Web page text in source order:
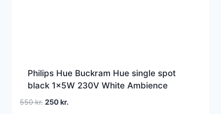
Philips Hue Buckram Hue single spot
black 1x5W 230V White Ambience
550kr. Den
250kr.Den